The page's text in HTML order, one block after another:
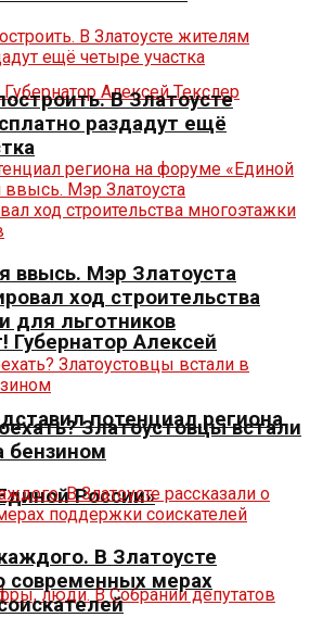
Губернатор Алексей
потенциал региона
России»
В Златоусте
раздадут ещё
ввысь. Мэр Златоуста
ход строительства
для льготников
Златоустовцы встали
бензином
В Златоусте
современных мерах